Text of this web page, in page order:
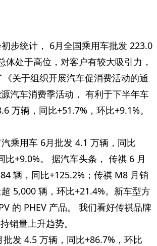
步统计， 6月全国乘用车批发 223.0
处于高位，对客户有较大吸引力，
关于组织开展汽车促消费活动的通
汽车消费季活动， 有利于下半年车
万辆，同比+51.7%，环比+9.1%。
乘用车 6月批发 4.1 万辆，同比
+9.0%。 据汽车头条， 传祺 6 月
辆，同比+125.2%；传祺 M8 月销
5,000 辆，环比+21.4%。新车型方
的 PHEV 产品。 我们看好传祺品牌
销量上升趋势。
发 4.5 万辆，同比+86.7%，环比